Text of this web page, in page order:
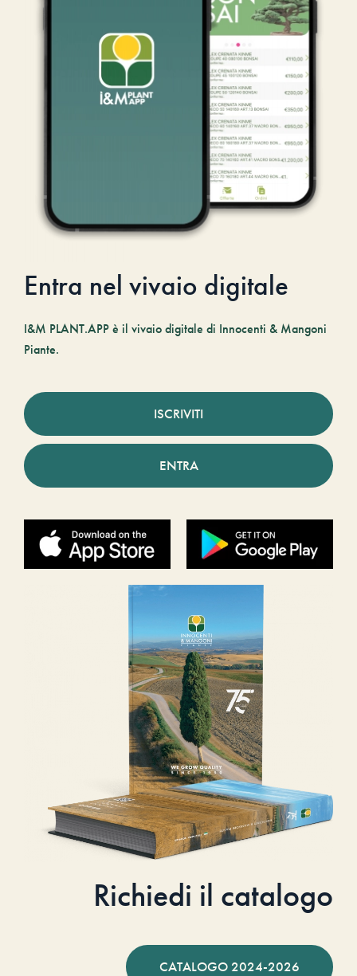
Entra nel vivaio digitale
I&M PLANT.APP è il vivaio digitale di Innocenti & Mangoni
Piante.
ISCRIVITI
ENTRA
Richiedi il catalogo
CATALOGO 2024-2026